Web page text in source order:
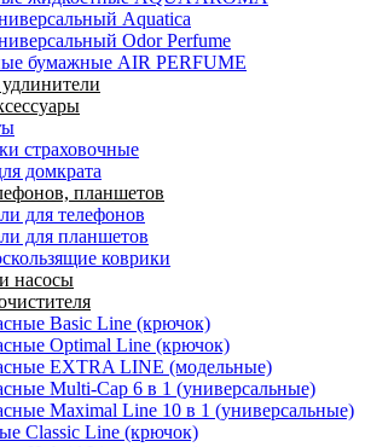
Aquatica
Odor Perfume
бумажные AIR PERFUME
страховочные
домкрата
планшетов
для телефонов
для планшетов
коврики
насосы
Basic Line (крючок)
Optimal Line (крючок)
EXTRA LINE (модельные)
Multi-Cap 6 в 1 (универсальные)
Maximal Line 10 в 1 (универсальные)
Classic Line (крючок)